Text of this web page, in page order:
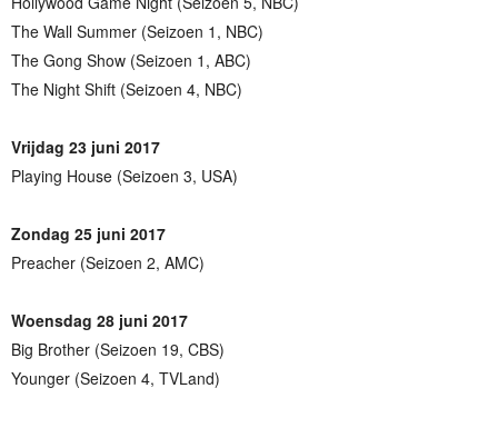
The Wall Summer (Seizoen 1, NBC)
The Gong Show (Seizoen 1, ABC)
The Night Shift (Seizoen 4, NBC)
Vrijdag 23 juni 2017
Playing House (Seizoen 3, USA)
Zondag 25 juni 2017
Preacher (Seizoen 2, AMC)
Woensdag 28 juni 2017
Big Brother (Seizoen 19, CBS)
Younger (Seizoen 4, TVLand)